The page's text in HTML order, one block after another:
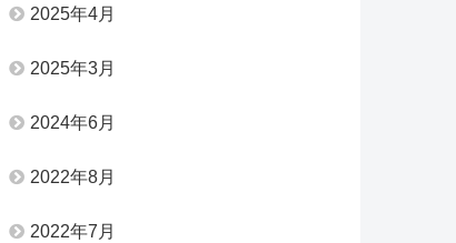
2025年4月
2025年3月
2024年6月
2022年8月
2022年7月